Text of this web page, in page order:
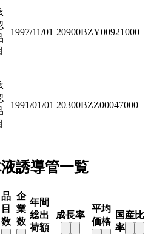
1997/11/01 20900BZY00921000
1991/01/01 20300BZZ00047000
誘導管一覧
品
目
数
企
業
数
年間
総出
荷額
成長率
平均
価格
国産比
率